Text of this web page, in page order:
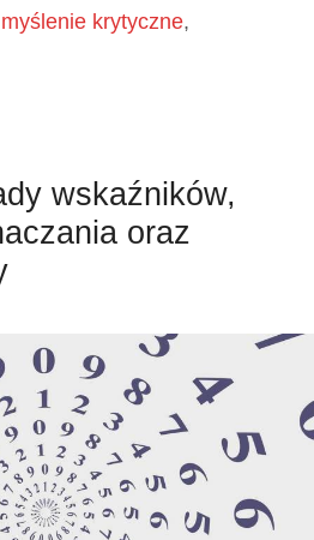
myślenie krytyczne,
wskaźników,
oraz